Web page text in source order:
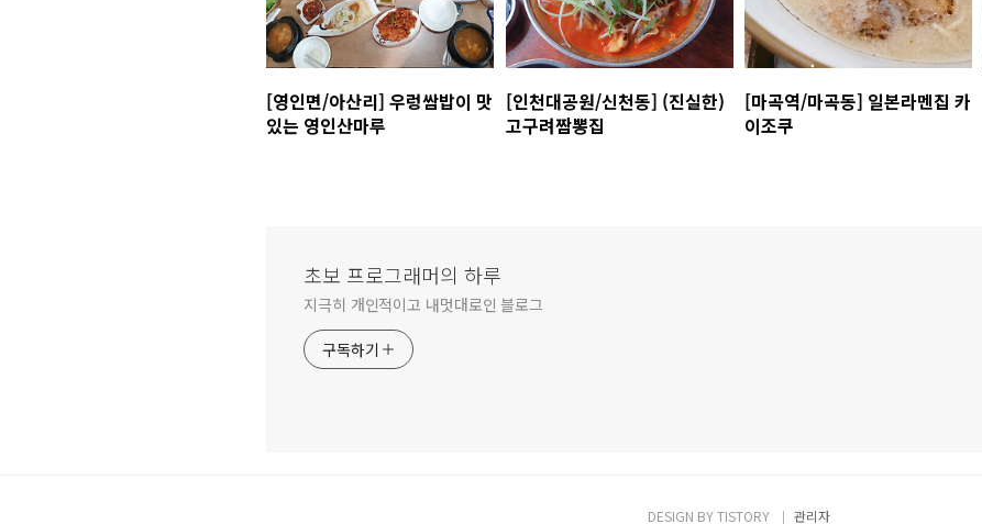
[영인면/아산리] 우렁쌈밥이 맛
있는 영인산마루
[인천대공원/신천동] (진실한)
고구려짬뽕집
[마곡역/마곡동] 일본라멘집 카
이조쿠
초보 프로그래머의 하루
지극히 개인적이고 내멋대로인 블로그
구독하기
DESIGN BYTISTORY 관리자